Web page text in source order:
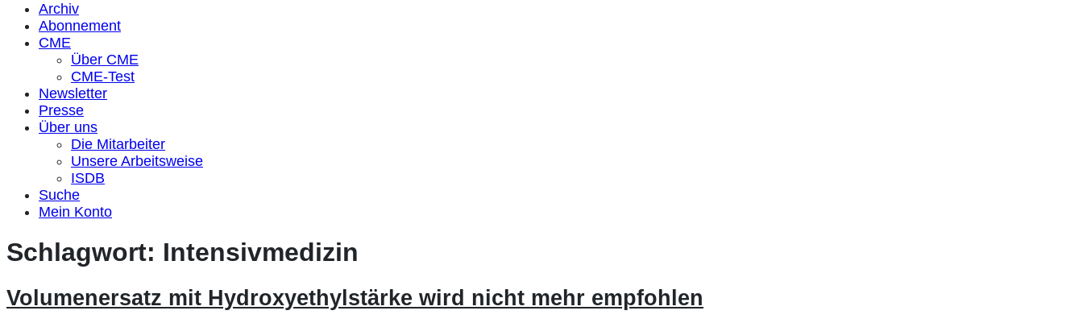
Archiv
Abonnement
CME
Über CME
CME-Test
Newsletter
Presse
Über uns
Die Mitarbeiter
Unsere Arbeitsweise
ISDB
Suche
Mein Konto
Schlagwort: Intensivmedizin
Volumenersatz mit Hydroxyethylstärke wird nicht mehr empfohlen